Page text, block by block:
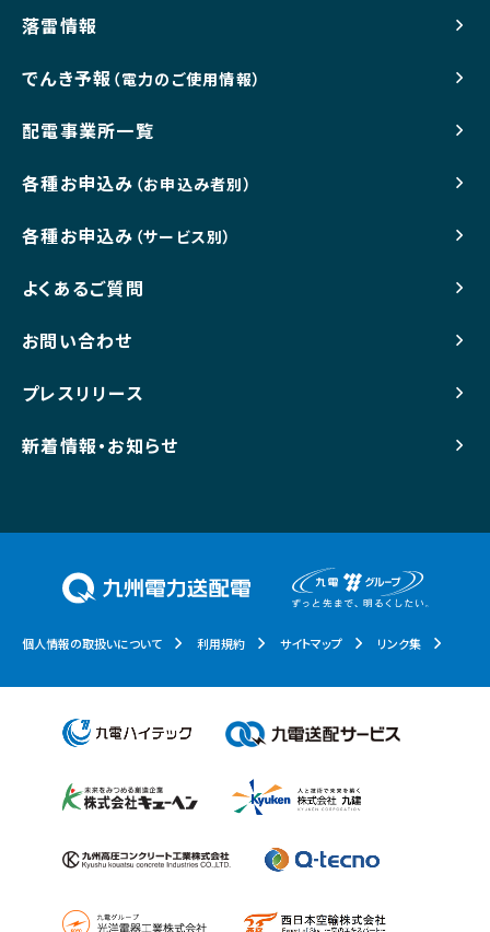
落雷情報
でんき予報 （電力のご使用情報）
配電事業所一覧
各種お申込み （お申込み者別）
各種お申込み （サービス別）
よくあるご質問
お問い合わせ
プレスリリース
新着情報・お知らせ
個人情報の取扱いについて 利用規約 サイトマップ リンク集